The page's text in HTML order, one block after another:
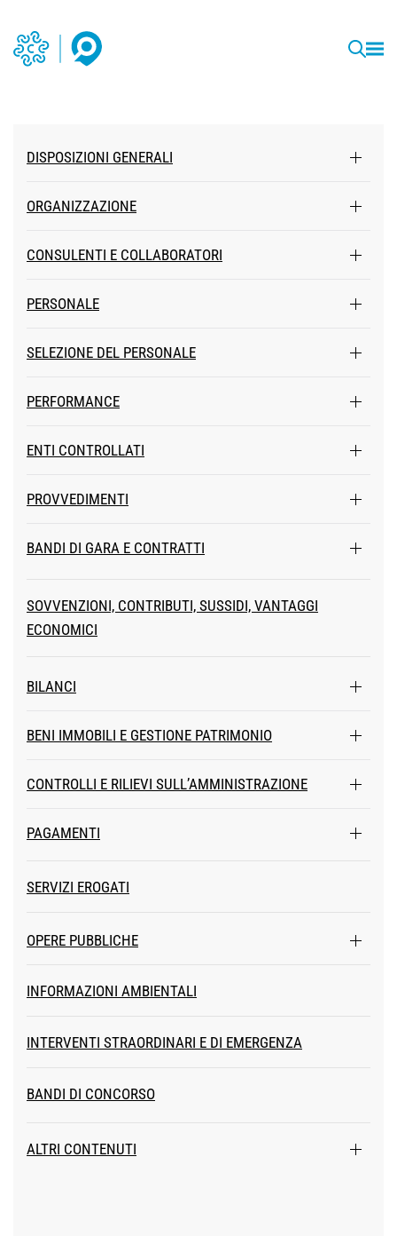
DISPOSIZIONI GENERALI
ORGANIZZAZIONE
CONSULENTI E COLLABORATORI
PERSONALE
SELEZIONE DEL PERSONALE
PERFORMANCE
ENTI CONTROLLATI
PROVVEDIMENTI
BANDI DI GARA E CONTRATTI
SOVVENZIONI, CONTRIBUTI, SUSSIDI, VANTAGGI
ECONOMICI
BILANCI
BENI IMMOBILI E GESTIONE PATRIMONIO
CONTROLLI E RILIEVI SULL’AMMINISTRAZIONE
PAGAMENTI
SERVIZI EROGATI
OPERE PUBBLICHE
INFORMAZIONI AMBIENTALI
INTERVENTI STRAORDINARI E DI EMERGENZA
BANDI DI CONCORSO
ALTRI CONTENUTI